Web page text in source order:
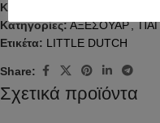
Κωδικός προϊόντος:
Κατηγορίες:ΑΞΕΣΟΥΑΡ,
Ετικέτα: LITTLE DUTCH
Share:
Σχετικά προϊόντα